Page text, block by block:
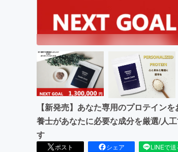
【新発売】あなた専用のプロテイン
養士があなたに必要な成分を厳選/人
す
ポスト シェア LINEで送